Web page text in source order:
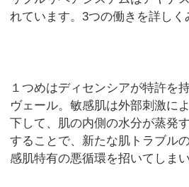
れています。3つの働きを詳しく
１つめはディセンシアが特許を
ヴェール。敏感肌は外部刺激に
下して、肌の内側の水分が蒸発
することで、新たな肌トラブル
感肌特有の悪循環を招いてしまい